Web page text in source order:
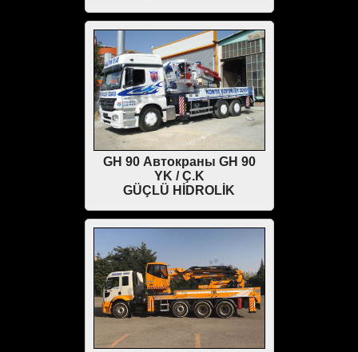
GH 90 Автокраны GH 90
YK / Ç.K
GÜÇLÜ HİDROLİK